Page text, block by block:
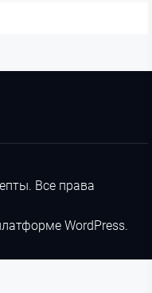
Все права
WordPress.